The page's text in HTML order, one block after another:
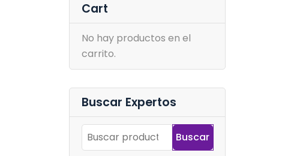
Cart
No hay productos en el
carrito.
Buscar Expertos
Buscar